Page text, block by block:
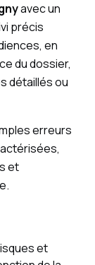
avec un
précis
en
du dossier,
détaillés ou
erreurs
et
et